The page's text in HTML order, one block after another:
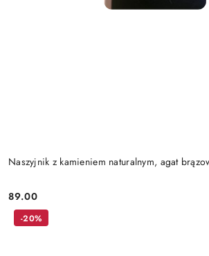
Naszyjnik z kamieniem naturalnym, agat
Cena:
89.00
-20%